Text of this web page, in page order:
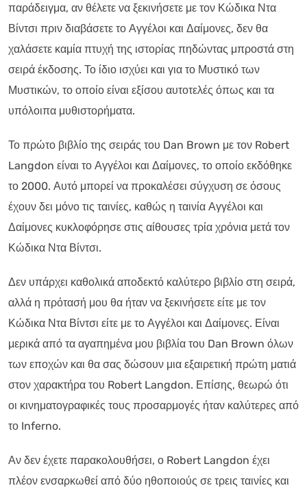
παράδειγμα, αν θέλετε να ξεκινήσετε με τον Κώδικα Ντα
Βίντσι πριν διαβάσετε το Αγγέλοι και Δαίμονες, δεν θα
χαλάσετε καμία πτυχή της ιστορίας πηδώντας μπροστά στη
σειρά έκδοσης. Το ίδιο ισχύει και για το Μυστικό των
Μυστικών, το οποίο είναι εξίσου αυτοτελές όπως και τα
υπόλοιπα μυθιστορήματα.
Το πρώτο βιβλίο της σειράς του Dan Brown με τον Robert
Langdon είναι το Αγγέλοι και Δαίμονες, το οποίο εκδόθηκε
το 2000. Αυτό μπορεί να προκαλέσει σύγχυση σε όσους
έχουν δει μόνο τις ταινίες, καθώς η ταινία Αγγέλοι και
Δαίμονες κυκλοφόρησε στις αίθουσες τρία χρόνια μετά τον
Κώδικα Ντα Βίντσι.
Δεν υπάρχει καθολικά αποδεκτό καλύτερο βιβλίο στη σειρά,
αλλά η πρότασή μου θα ήταν να ξεκινήσετε είτε με τον
Κώδικα Ντα Βίντσι είτε με το Αγγέλοι και Δαίμονες. Είναι
μερικά από τα αγαπημένα μου βιβλία του Dan Brown όλων
των εποχών και θα σας δώσουν μια εξαιρετική πρώτη ματιά
στον χαρακτήρα του Robert Langdon. Επίσης, θεωρώ ότι
οι κινηματογραφικές τους προσαρμογές ήταν καλύτερες από
το Inferno.
Αν δεν έχετε παρακολουθήσει, ο Robert Langdon έχει
πλέον ενσαρκωθεί από δύο ηθοποιούς σε τρεις ταινίες και